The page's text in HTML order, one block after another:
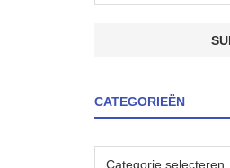
CATEGORIEËN